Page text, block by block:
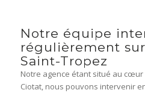
Notre équipe
régulièrement
Saint-Tropez
Notre agence étant situé au
Ciotat, nous pouvons intervenir